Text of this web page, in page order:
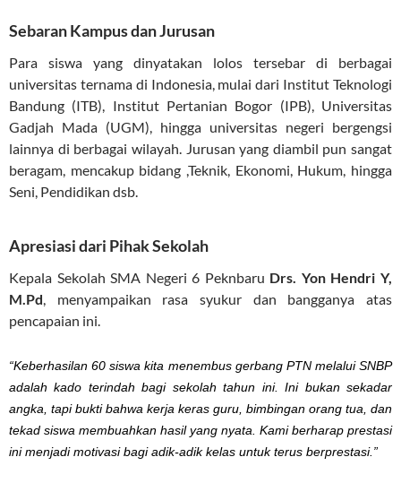
Sebaran Kampus dan Jurusan
Para siswa yang dinyatakan lolos tersebar di berbagai
universitas ternama di Indonesia, mulai dari Institut Teknologi
Bandung (ITB), Institut Pertanian Bogor (IPB), Universitas
Gadjah Mada (UGM), hingga universitas negeri bergengsi
lainnya di berbagai wilayah. Jurusan yang diambil pun sangat
beragam, mencakup bidang ,Teknik, Ekonomi, Hukum, hingga
Seni, Pendidikan dsb.
Apresiasi dari Pihak Sekolah
Kepala Sekolah SMA Negeri 6 Peknbaru Drs. Yon Hendri Y,
M.Pd, menyampaikan rasa syukur dan bangganya atas
pencapaian ini.
“Keberhasilan 60 siswa kita menembus gerbang PTN melalui SNBP
adalah kado terindah bagi sekolah tahun ini. Ini bukan sekadar
angka, tapi bukti bahwa kerja keras guru, bimbingan orang tua, dan
tekad siswa membuahkan hasil yang nyata. Kami berharap prestasi
ini menjadi motivasi bagi adik-adik kelas untuk terus berprestasi.”